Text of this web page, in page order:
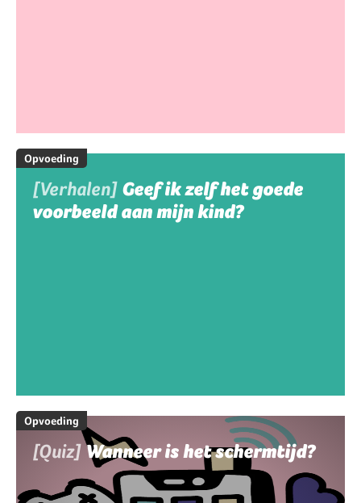
Opvoeding
[Verhalen] Geef ik zelf het goede
voorbeeld aan mijn kind?
Opvoeding
[Quiz] Wanneer is het schermtijd?